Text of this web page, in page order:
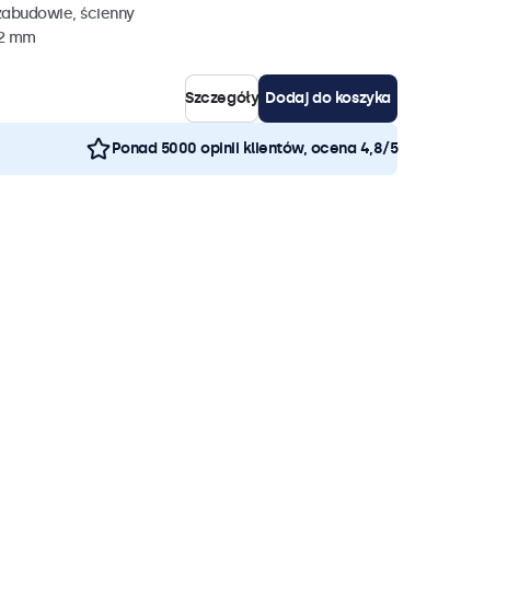
ścienny
mm
Szczegóły Dodaj do koszyka
Ponad 5000 opinii klientów, ocena 4,8/5